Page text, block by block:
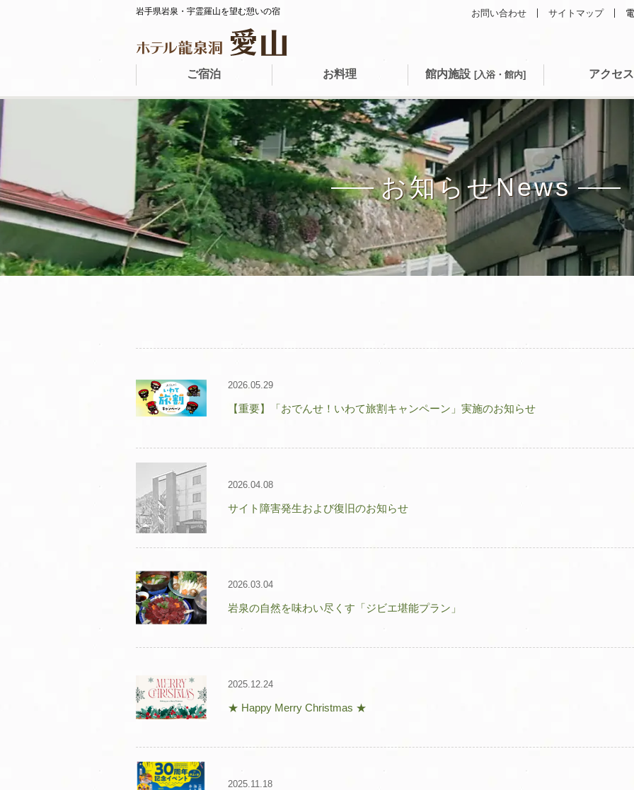
岩手県岩泉・宇霊羅山を望む憩いの宿
ご宿泊 お料理 館内施設 [入浴・館内] アクセス
お問い合わせ サイトマップ
お知らせNews
2026.05.29
【重要】「おでんせ！いわて旅割キャンペーン」実施のお知らせ
2026.04.08
サイト障害発生および復旧のお知らせ
2026.03.04
岩泉の自然を味わい尽くす「ジビエ堪能プラン」
2025.12.24
★ Happy Merry Christmas ★
2025.11.18